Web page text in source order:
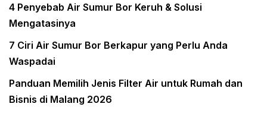
4 Penyebab Air Sumur Bor Keruh & Solusi
Mengatasinya
7 Ciri Air Sumur Bor Berkapur yang Perlu Anda
Waspadai
Panduan Memilih Jenis Filter Air untuk Rumah dan
Bisnis di Malang 2026